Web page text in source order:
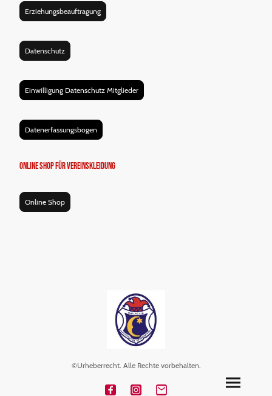
Erziehungsbeauftragung
Datenschutz
Einwilligung Datenschutz Mitglieder
Datenerfassungsbogen
Online Shop für Vereinskleidung
Online Shop
©Urheberrecht. Alle Rechte vorbehalten.